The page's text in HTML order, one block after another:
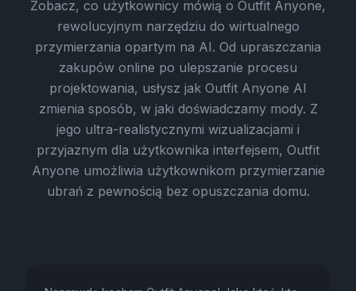
Zobacz, co użytkownicy mówią o Outfit Anyone,
rewolucyjnym narzędziu do wirtualnego
przymierzania opartym na AI. Od upraszczania
zakupów online po ulepszanie procesu
projektowania, usłysz jak Outfit Anyone AI
zmienia sposób, w jaki doświadczamy mody. Z
jego ultra-realistycznymi wizualizacjami i
przyjaznym dla użytkownika interfejsem, Outfit
Anyone umożliwia użytkownikom przymierzanie
ubrań z pewnością bez opuszczania domu.